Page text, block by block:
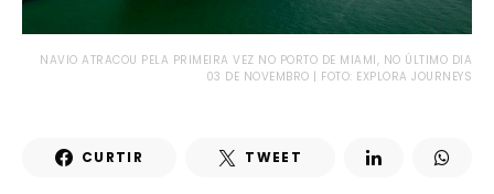
NAVIO ATRACOU PELA PRIMEIRA VEZ NO PORTO DE MIAMI, NO ÚLTIMO DIA
03 DE NOVEMBRO | FOTO: EXPLORA JOURNEYS
CURTIR TWEET